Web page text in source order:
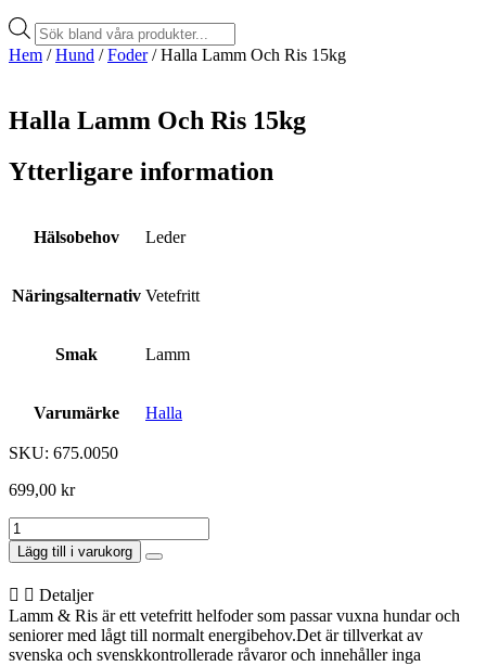
Products
search
Hem /Hund /Foder/ Halla Lamm Och Ris 15kg
Halla Lamm Och Ris 15kg
Ytterligare information
Hälsobehov Leder
Näringsalternativ Vetefritt
Smak Lamm
Varumärke Halla
SKU: 675.0050
699,00 kr
Halla
Lamm
Och
Ris
15kg
mängd
Lägg till i varukorg
Detaljer
Lamm & Ris är ett vetefritt helfoder som passar vuxna hundar och
seniorer med lågt till normalt energibehov.Det är tillverkat av
svenska och svenskkontrollerade råvaror och innehåller inga